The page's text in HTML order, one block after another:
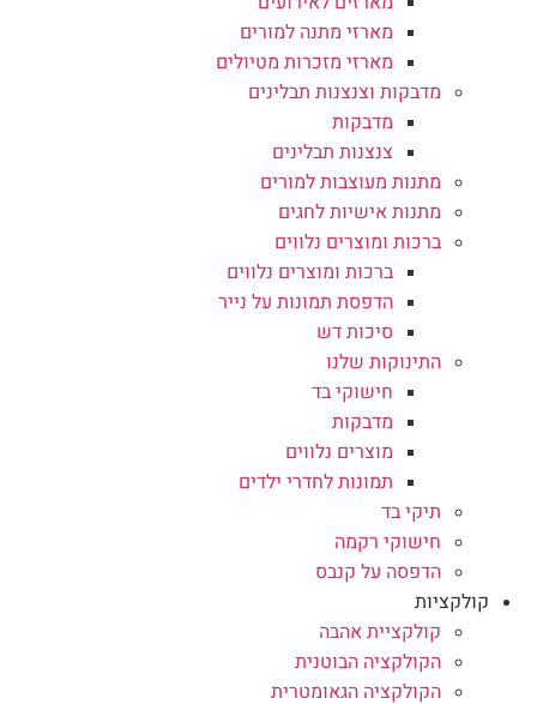
מארזי מתנה למורים
מארזי מזכרות מטיולים
מדבקות וצנצנות תבלינים
מדבקות
צנצנות תבלינים
מתנות מעוצבות למורים
מתנות אישיות לחגים
ברכות ומוצרים נלווים
ברכות ומוצרים נלווים
הדפסת תמונות על נייר
סיכות דש
התינוקות שלנו
חישוקי בד
מדבקות
מוצרים נלווים
תמונות לחדרי ילדים
תיקי בד
חישוקי רקמה
הדפסה על קנבס
קולקציות
קולקציית אהבה
הקולקציה הבוטנית
הקולקציה הגאומטרית